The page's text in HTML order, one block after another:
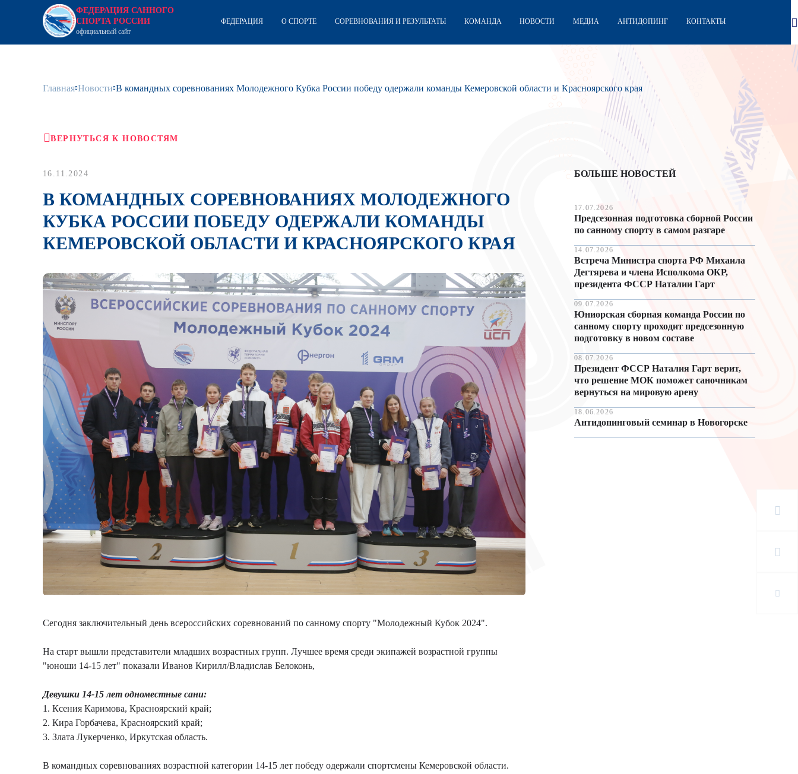
ФЕДЕРАЦИЯ САННОГО
СПОРТА РОССИИ
официальный сайт
ФЕДЕРАЦИЯ О СПОРТЕ СОРЕВНОВАНИЯ И РЕЗУЛЬТАТЫ КОМАНДА НОВОСТИ МЕДИА АНТИДОПИНГ КОНТАКТЫ
Главная Новости В командных соревнованиях Молодежного Кубка России победу одержали команды Кемеровской области и Красноярского края
ВЕРНУТЬСЯ К НОВОСТЯМ
16.11.2024
В КОМАНДНЫХ СОРЕВНОВАНИЯХ МОЛОДЕЖНОГО
КУБКА РОССИИ ПОБЕДУ ОДЕРЖАЛИ КОМАНДЫ
КЕМЕРОВСКОЙ ОБЛАСТИ И КРАСНОЯРСКОГО КРАЯ
Сегодня заключительный день всероссийских соревнований по санному спорту "Молодежный Кубок 2024".
На старт вышли представители младших возрастных групп. Лучшее время среди экипажей возрастной группы
"юноши 14-15 лет" показали Иванов Кирилл/Владислав Белоконь,
Девушки 14-15 лет одноместные сани:
1. Ксения Каримова, Красноярский край;
2. Кира Горбачева, Красноярский край;
3. Злата Лукерченко, Иркутская область.
В командных соревнованиях возрастной категории 14-15 лет победу одержали спортсмены Кемеровской области.
БОЛЬШЕ НОВОСТЕЙ
17.07.2026
Предсезонная подготовка сборной России
по санному спорту в самом разгаре
14.07.2026
Встреча Министра спорта РФ Михаила
Дегтярева и члена Исполкома ОКР,
президента ФССР Наталии Гарт
09.07.2026
Юниорская сборная команда России по
санному спорту проходит предсезонную
подготовку в новом составе
08.07.2026
Президент ФССР Наталия Гарт верит,
что решение МОК поможет саночникам
вернуться на мировую арену
18.06.2026
Антидопинговый семинар в Новогорске